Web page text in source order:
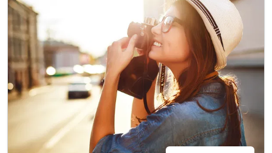
inkl. W-LAN Nutzung im Hotel & Zimmer
inkl. Kinder bis 5 Jahren kostenfrei